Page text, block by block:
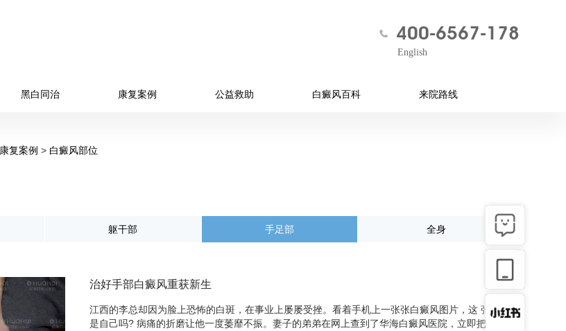
400-6567-178
English
黑白同治 康复案例 公益救助 白癜风百科 来院路线
康复案例 > 白癜风部位
躯干部 手足部 全身
治好手部白癜风重获新生
江西的李总却因为脸上恐怖的白斑，在事业上屡屡受挫。看着手机上一张张白癜风图片，这 张脸真的
是自己吗? 病痛的折磨让他一度萎靡不振。妻子的弟弟在网上查到了华海白癜风医院，立即把很多完